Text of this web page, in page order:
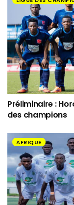
Préliminaire :
des champions
AFRIQUE